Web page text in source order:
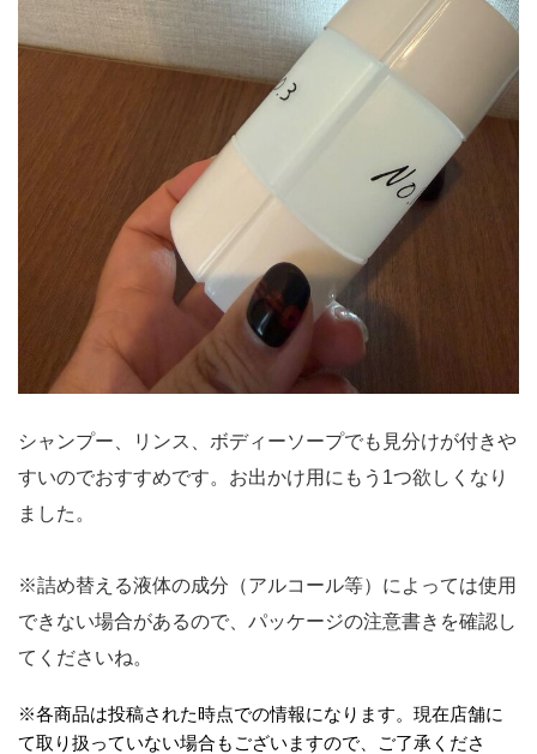
シャンプー、リンス、ボディーソープでも見分けが付きや
すいのでおすすめです。お出かけ用にもう1つ欲しくなり
ました。
※詰め替える液体の成分（アルコール等）によっては使用
できない場合があるので、パッケージの注意書きを確認し
てくださいね。
※各商品は投稿された時点での情報になります。現在店舗に
て取り扱っていない場合もございますので、ご了承くださ